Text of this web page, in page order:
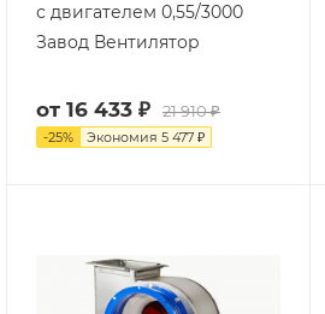
с двигателем 0,55/3000
Завод Вентилятор
от 16 433 ₽ 21 910 ₽
-25% Экономия 5 477 ₽